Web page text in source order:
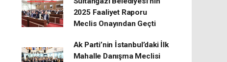
2025 Faaliyet Raporu
Meclis Onayından Geçti
Ak Parti’nin İstanbul’daki İlk
Mahalle Danışma Meclisi